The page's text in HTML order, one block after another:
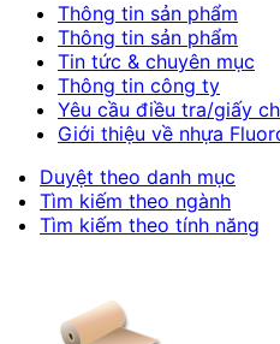
Thông tin sản phẩm
Thông tin sản phẩm
Tin tức & chuyên mục
Thông tin công ty
Yêu cầu điều tra/giấy
Giới thiệu về nhựa
Duyệt theo danh mục
Tìm kiếm theo ngành
Tìm kiếm theo tính năng